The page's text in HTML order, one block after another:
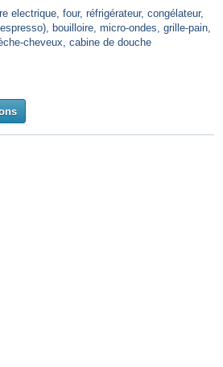
electrique, four, réfrigérateur, congélateur,
bouilloire, micro-ondes, grille-pain,
cheveux, cabine de douche